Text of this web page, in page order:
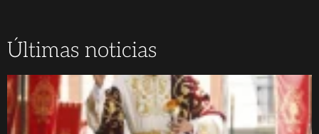
Últimas noticias